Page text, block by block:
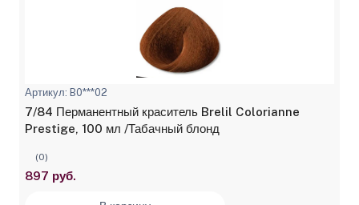
Артикул: B0***02
7/84 Перманентный краситель Brelil Colorianne
Prestige, 100 мл /Табачный блонд
(0)
897 руб.